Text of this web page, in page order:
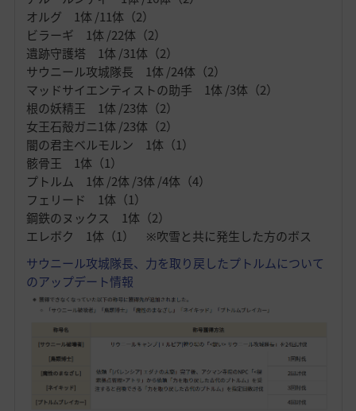
オルグ 1体 /11体（2）
ビラーギ 1体 /22体（2）
遺跡守護塔 1体 /31体（2）
サウニール攻城隊長 1体 /24体（2）
マッドサイエンティストの助手 1体 /3体（2）
根の妖精王 1体 /23体（2）
女王石殻ガニ1体 /23体（2）
闇の君主ベルモルン 1体（1）
骸骨王 1体（1）
プトルム 1体 /2体 /3体 /4体（4）
フェリード 1体（1）
鋼鉄のヌックス 1体（2）
エレボク 1体（1） ※吹雪と共に発生した方のボス
サウニール攻城隊長、力を取り戻したプトルムについて
のアップデート情報